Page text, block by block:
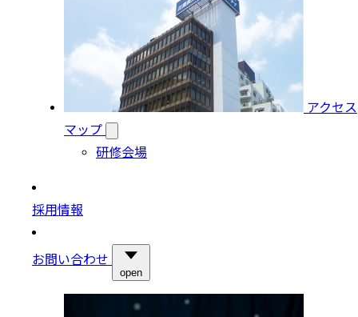
アクセス
マップ
研修会場
採用情報
お問い合わせ
open